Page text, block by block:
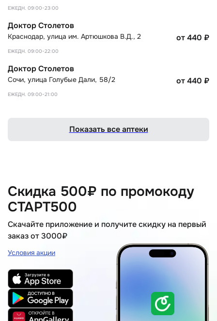
ЕЖЕДН. 09:00-23:00
Доктор Столетов
Краснодар, улица им. Артюшкова В.Д., 2
ЕЖЕДН. 09:00-22:00
от 440 ₽
Доктор Столетов
Сочи, улица Голубые Дали, 58/2
ЕЖЕДН. 09:00-21:00
от 440 ₽
Показать все аптеки
Скидка 500₽ по промокоду
СТАРТ500
Скачайте приложение и получите скидку на первый
заказ от 3000₽
Условия акции